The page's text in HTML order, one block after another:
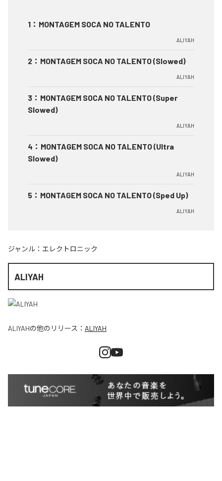
1 ： MONTAGEM SOCA NO TALENTO
ALIYAH
2 ： MONTAGEM SOCA NO TALENTO (Slowed)
ALIYAH
3 ： MONTAGEM SOCA NO TALENTO (Super
Slowed)
ALIYAH
4 ： MONTAGEM SOCA NO TALENTO (Ultra
Slowed)
ALIYAH
5 ： MONTAGEM SOCA NO TALENTO (Sped Up)
ALIYAH
ジャンル： エレクトロニック
ALIYAH
ALIYAHの他のリリース： ALIYAH